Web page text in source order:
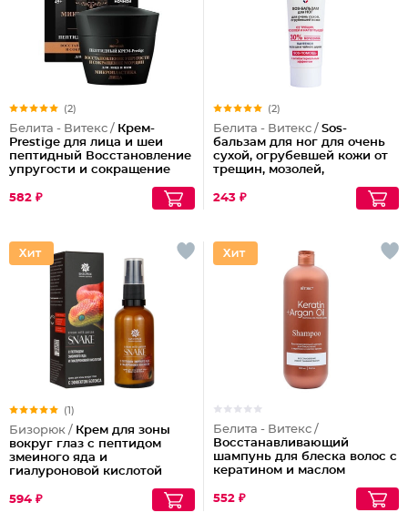
(2)
Белита - Витекс / Крем-
Prestige для лица и шеи
пептидный Восстановление
упругости и сокращение
582 ₽
(2)
Белита - Витекс / Sos-
бальзам для ног для очень
сухой, огрубевшей кожи от
трещин, мозолей,
Urea
243 ₽
(1)
Бизорюк / Крем для зоны
вокруг глаз с пептидом
змеиного яда и
гиалуроновой кислотой
594 ₽
Белита - Витекс /
Восстанавливающий
шампунь для блеска волос с
кератином и маслом
552 ₽